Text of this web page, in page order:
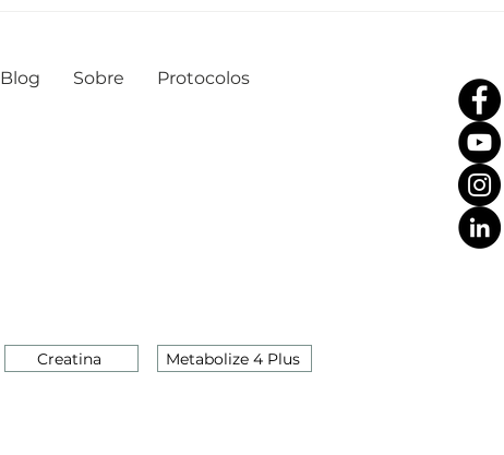
Blog Sobre Protocolos
Creatina
Metabolize 4 Plus